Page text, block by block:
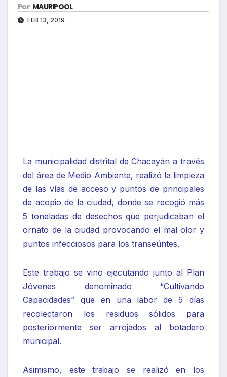
Por MAURIPOOL
FEB 13, 2019
La municipalidad distrital de Chacayán a través
del área de Medio Ambiente, realizó la limpieza
de las vías de acceso y puntos de principales
de acopio de la ciudad, donde se recogió más
5 toneladas de desechos que perjudicaban el
ornato de la ciudad provocando el mal olor y
puntos infecciosos para los transeúntes.
Este trabajo se vino ejecutando junto al Plan
Jóvenes denominado “Cultivando
Capacidades” que en una labor de 5 días
recolectaron los residuos sólidos para
posteriormente ser arrojados al botadero
municipal.
Asimismo, este trabajo se realizó en los